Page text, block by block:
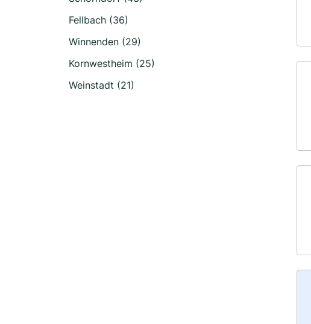
Fellbach (36)
Winnenden (29)
Kornwestheim (25)
Weinstadt (21)